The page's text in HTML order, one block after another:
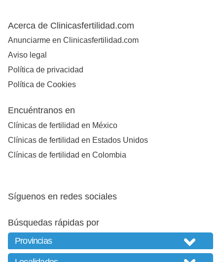
Acerca de Clinicasfertilidad.com
Anunciarme en Clinicasfertilidad.com
Aviso legal
Política de privacidad
Política de Cookies
Encuéntranos en
Clínicas de fertilidad en México
Clínicas de fertilidad en Estados Unidos
Clínicas de fertilidad en Colombia
Síguenos en redes sociales
Búsquedas rápidas por